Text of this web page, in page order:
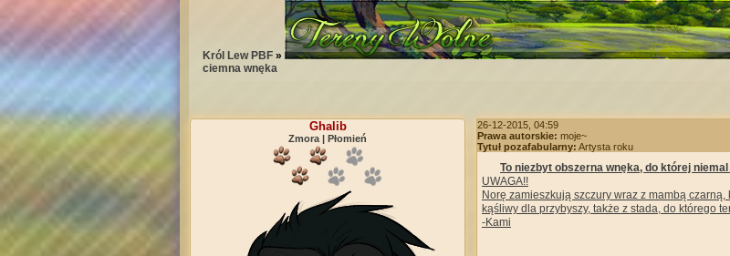
Król Lew PBF »
ciemna wnęka
Ghalib
Zmora | Płomień
26-12-2015, 04:59
Prawa autorskie: moje~
Tytuł pozafabularny: Artysta roku
To niezbyt obszerna wnęka, do której
UWAGA!!
Norę zamieszkują szczury wraz z mambą
kąśliwy dla przybyszy, także z stada, do którego
-Kami